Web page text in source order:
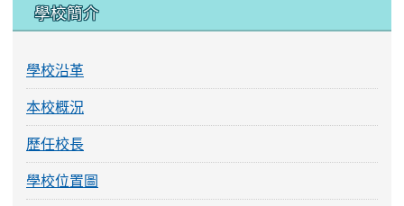
學校簡介
學校沿革
本校概況
歷任校長
學校位置圖